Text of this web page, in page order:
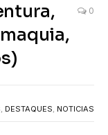
0
, DESTAQUES, NOTICIAS